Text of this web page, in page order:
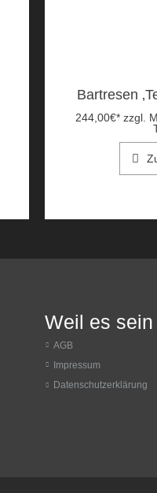
Bartresen
244,00€* zzgl.
Weil es
AGB
Impressum
Datenschutzerklärung